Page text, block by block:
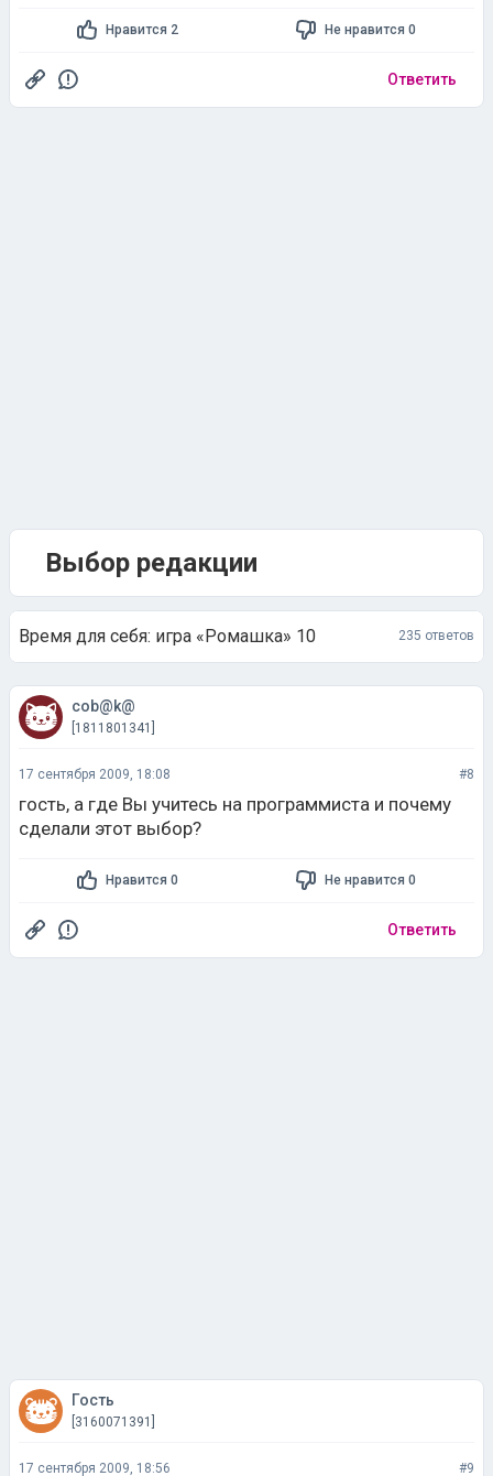
Нравится 2 Не нравится 0
Ответить
Выбор редакции
Время для себя: игра «Ромашка» 10 235 ответов
cob@k@
[1811801341]
17 сентября 2009, 18:08 #8
гость, а где Вы учитесь на программиста и почему
сделали этот выбор?
Нравится 0 Не нравится 0
Ответить
Гость
[3160071391]
17 сентября 2009, 18:56 #9